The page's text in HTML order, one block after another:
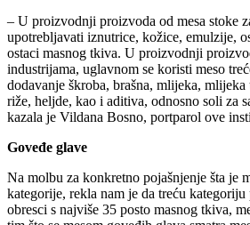
– U proizvodnji proizvoda od mesa stoke
upotrebljavati iznutrice, kožice, emulzije,
ostaci masnog tkiva. U proizvodnji
industrijama, uglavnom se koristi meso
dodavanje škroba, brašna, mlijeka, mlijeka
riže, heljde, kao i aditiva, odnosno soli za
kazala je Vildana Bosno, portparol ove
Goveđe glave
Na molbu za konkretno pojašnjenje šta je
kategorije, rekla nam je da treću kategoriju
obresci s najviše 35 posto masnog tkiva,